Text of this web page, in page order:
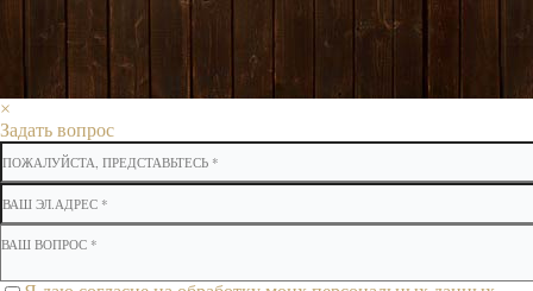
×
Задать вопрос